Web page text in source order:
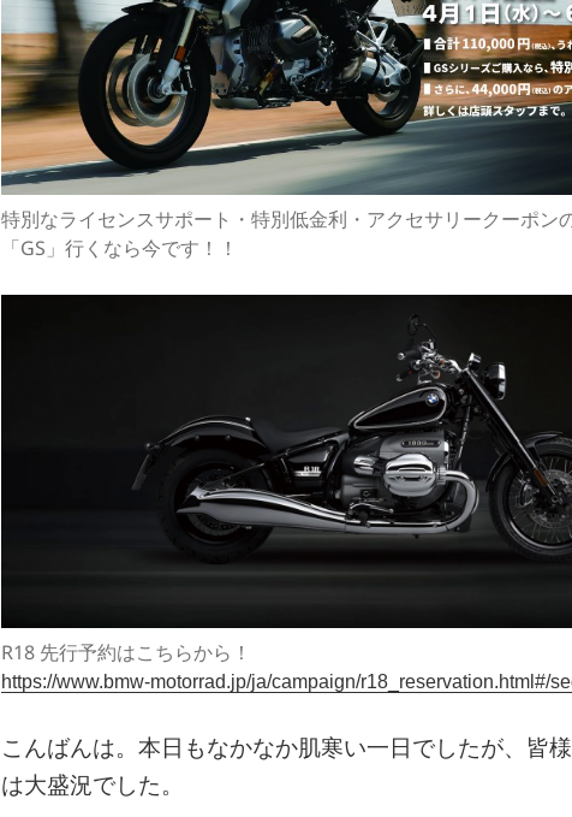
特別なライセンスサポート・特別低金利・アクセサリークーポン
「GS」行くなら今です！！
R18 先行予約はこちらから！
https://www.bmw-motorrad.jp/ja/campaign/r18_reservation.html#/
こんばんは。本日もなかなか肌寒い一日でしたが、皆
は大盛況でした。